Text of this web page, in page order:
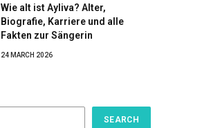
Wie alt ist Ayliva? Alter,
Biografie, Karriere und alle
Fakten zur Sängerin
24 MARCH 2026
SEARCH